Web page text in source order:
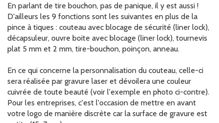
En parlant de tire bouchon, pas de panique, il y est aussi !
D'ailleurs les 9 fonctions sont les suivantes en plus de la
pince à tiques : couteau avec blocage de sécurité (liner lock),
décapsuleur, ouvre boite avec blocage (liner lock), tournevis
plat 5 mm et 2 mm, tire-bouchon, poinçon, anneau.
En ce qui concerne la personnalisation du couteau, celle-ci
sera réalisée par gravure laser et dévoilera une couleur
cuivrée de toute beauté (voir l'exemple en photo ci-contre).
Pour les entreprises, c'est l'occasion de mettre en avant
votre logo de manière discrète car la surface de gravure est